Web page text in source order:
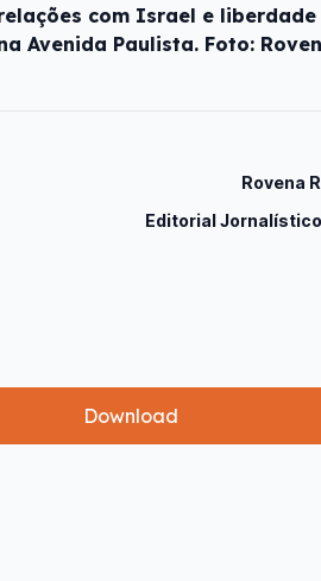
com Israel e liberdade
Avenida Paulista. Foto:
Rovena
Editorial
Download